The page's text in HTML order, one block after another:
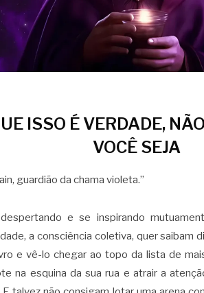
ISSO É VERDADE,
VOCÊ SEJA
guardião da chama violeta.”
e se inspirando
a consciência coletiva, quer saibam
e vê-lo chegar ao topo da lista de
na esquina da sua rua e atrair a